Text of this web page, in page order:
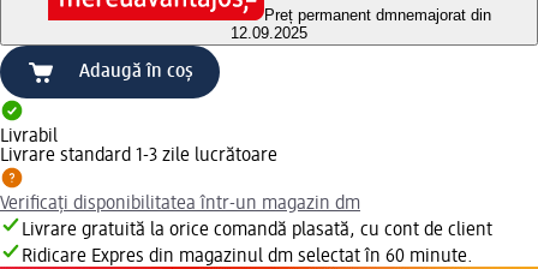
Preț permanent dmnemajorat din
12.09.2025
Adaugă în coș
Livrabil
Livrare standard 1-3 zile lucrătoare
Verificați disponibilitatea într-un magazin dm
Livrare gratuită la orice comandă plasată, cu cont de client
Ridicare Expres din magazinul dm selectat în 60 minute.